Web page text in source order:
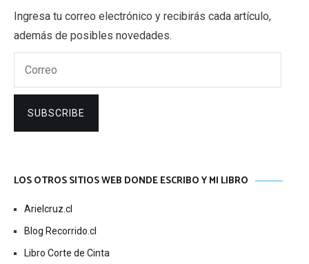
Ingresa tu correo electrónico y recibirás cada artículo,
además de posibles novedades.
SUBSCRIBE
LOS OTROS SITIOS WEB DONDE ESCRIBO Y MI LIBRO
Arielcruz.cl
Blog Recorrido.cl
Libro Corte de Cinta